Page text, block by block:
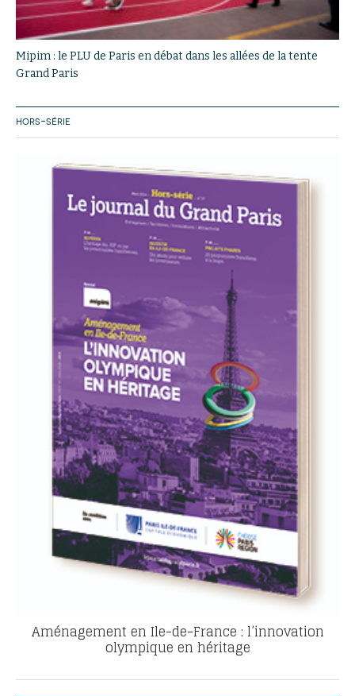
Mipim : le PLU de Paris en débat dans les allées de la tente
Grand Paris
HORS-SÉRIE
Aménagement en Ile-de-France : l’innovation
olympique en héritage